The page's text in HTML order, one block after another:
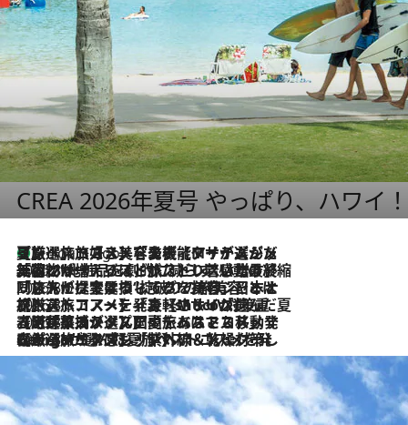
CREA 2026年夏号 やっぱり、ハワイ
2 Hours Ago
【厳選旅コスメ】「多機能アイテムがメイン！」旅好き美容エディターが選んだ夏旅ベストコスメを発表【Mサイズジップ】
2026.8.6
「荷物が増えるほど旅ストレスは増す」美容ジャーナリストがたどり着いた最終結論。“化粧品を劇的に減らす”感動の凝縮美容とは
2026.8.6
「旅先には金髪ウィッグを持参」日本と同じメイクでは損してる!? 美容ジャーナリストが提案する“掟破りの旅美容”とは
2026.8.6
【厳選旅コスメ】「身軽さ＆UV対策重視！」ヘアアーティストshucoが選んだ夏旅ベストコスメを発表【Mサイズジップ】
2026.8.5
【厳選旅コスメ】国内をあちこち移動する河井菜摘が選んだ夏旅ベストコスメ発表！「リラックスアイテムはマスト」【Mサイズジップ】
2026.8.4
【厳選旅コスメ】「紫外線＆乾燥対策しながらメイク感も！」ヘア＆メイクGeorgeが選んだ夏旅ベストコスメを発表！【Mサイズジップ】